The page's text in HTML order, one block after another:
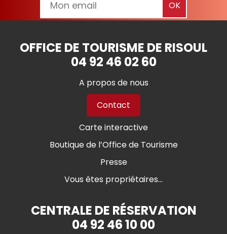
OFFICE DE TOURISME DE RISOUL
04 92 46 02 60
A propos de nous
Contact
Carte interactive
Boutique de l’Office de Tourisme
Presse
Vous êtes propriétaires...
CENTRALE DE RÉSERVATION
04 92 46 10 00